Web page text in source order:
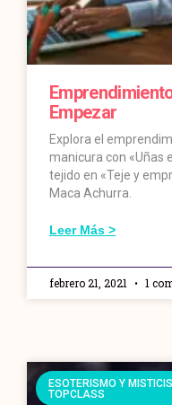
Empezar
Explora el
manicura con «Uñas
tejido en «Teje y
Maca Achurra.
Leer Más >
febrero 21, 2021 1
ESOTERISMO Y
TOPCLASS